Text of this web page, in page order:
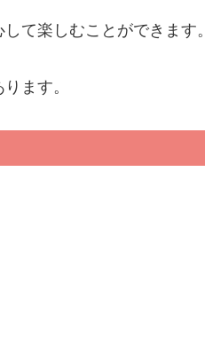
て楽しむことができます。
ます。